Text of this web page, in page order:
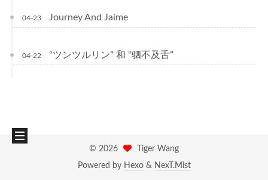
04-23 Journey And Jaime
04-22 “ツンツルリン” 和 “驷不及舌”
© 2026
Tiger Wang
Powered by Hexo& NexT.Mist